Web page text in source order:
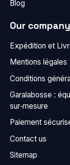
Blog
Our company
Expédition et
Mentions légales
Conditions
Garalabosse :
sur‑mesure
Paiement
Contact us
Sitemap